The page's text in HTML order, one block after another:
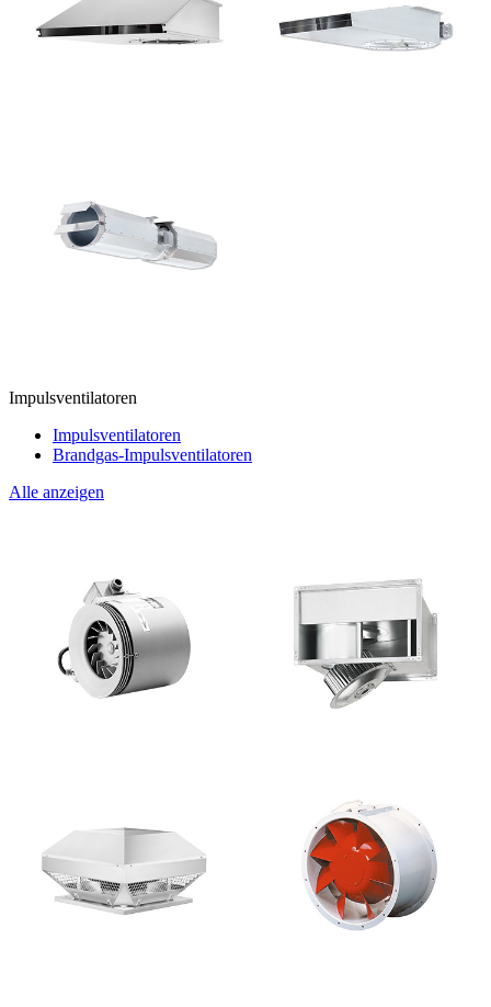
Impulsventilatoren
Impulsventilatoren
Brandgas-Impulsventilatoren
Alle anzeigen